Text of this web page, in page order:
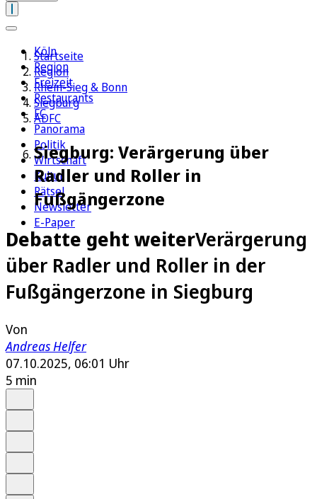
Köln
Region
Freizeit
Restaurants
FC
Panorama
Politik
Wirtschaft
Kultur
Rätsel
Newsletter
E-Paper
Startseite
Region
Rhein-Sieg & Bonn
Siegburg
ADFC
Siegburg: Verärgerung über
Radler und Roller in
Fußgängerzone
Debatte geht weiterVerärgerung
über Radler und Roller in der
Fußgängerzone in Siegburg
Von
Andreas Helfer
07.10.2025, 06:01 Uhr
5 min